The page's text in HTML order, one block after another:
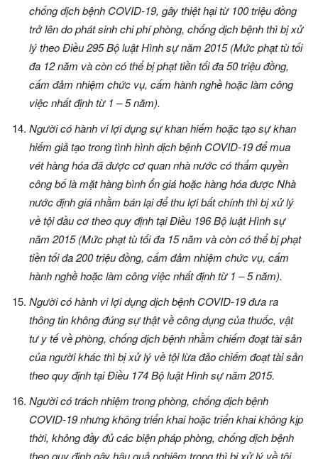
chống dịch bệnh COVID-19, gây thiệt hại từ 100 triệu đồng
trở lên do phát sinh chi phí phòng, chống dịch bệnh thì bị xử
lý theo Điều 295 Bộ luật Hình sự năm 2015 (Mức phạt tù tối
đa 12 năm và còn có thể bị phạt tiền tối đa 50 triệu đồng,
cấm đảm nhiệm chức vụ, cấm hành nghề hoặc làm công
việc nhất định từ 1 – 5 năm).
Người có hành vi lợi dụng sự khan hiếm hoặc tạo sự khan
hiếm giả tạo trong tình hình dịch bệnh COVID-19 để mua
vét hàng hóa đã được cơ quan nhà nước có thẩm quyền
công bố là mặt hàng bình ổn giá hoặc hàng hóa được Nhà
nước định giá nhằm bán lại để thu lợi bất chính thì bị xử lý
về tội đầu cơ theo quy định tại Điều 196 Bộ luật Hình sự
năm 2015 (Mức phạt tù tối đa 15 năm và còn có thể bị phạt
tiền tối đa 200 triệu đồng, cấm đảm nhiệm chức vụ, cấm
hành nghề hoặc làm công việc nhất định từ 1 – 5 năm).
Người có hành vi lợi dụng dịch bệnh COVID-19 đưa ra
thông tin không đúng sự thật về công dụng của thuốc, vật
tư y tế về phòng, chống dịch bệnh nhằm chiếm đoạt tài sản
của người khác thì bị xử lý về tội lừa đảo chiếm đoạt tài sản
theo quy định tại Điều 174 Bộ luật Hình sự năm 2015.
Người có trách nhiệm trong phòng, chống dịch bệnh
COVID-19 nhưng không triển khai hoặc triển khai không kịp
thời, không đầy đủ các biện pháp phòng, chống dịch bệnh
theo quy định gây hậu quả nghiêm trọng thì bị xử lý về tội